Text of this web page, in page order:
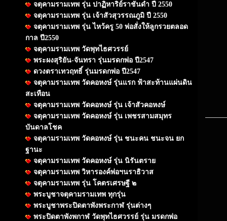
จตุคามรามเทพ รุ่น ปาฏิหาริย์ราชันดำ ปี 2550
จตุคามรามเทพ รุ่น เจ้าสัวสุวรรณภูมิ ปี 2550
จตุคามรามเทพ รุ่น ไหว้ครู 50 พ่อสั่งให้ลูกรวยตลอด
กาล ปี2550
จตุคามรามเทพ วัดพุทไธศวรรย์
พระผงสุริยัน-จันทรา รุ่นมรดกพ่อ ปี2547
ดวงตราเทวฤทธิ์ รุ่นมรดกพ่อ ปี2547
จตุคามรามเทพ วัดคอหงษ์ รุ่นแรก ฟ้าสะท้านแผ่นดิน
สะเทือน
จตุคามรามเทพ วัดคอหงษ์ รุ่น เจ้าสัวคอหงษ์
จตุคามรามเทพ วัดคอหงษ์ รุ่น เพชรสามสมุทร
บันดาลโชค
จตุคามรามเทพ วัดคอหงษ์ รุ่น ชนะคน ชนะจน ยก
ฐานะ
จตุคามรามเทพ วัดคอหงษ์ รุ่น นิรันตราย
จตุคามรามเทพ วิหารองค์พ่อฯนราธิวาส
จตุคามรามเทพ รุ่น โคตรเศรษฐี ๒
พระบูชาจตุคามรามเทพ ทุกรุ่น
พระบูชาพระปิดตาพังพระกาฬ รุ่นต่างๆ
พระปิดตาพังพกาฬ วัดพุทไธศวรรย์ รุ่น มรดกพ่อ